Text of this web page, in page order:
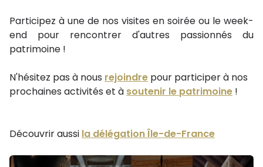
Participez à une de nos visites en soirée ou le week-
end pour rencontrer d'autres passionnés du
patrimoine !
N'hésitez pas à nous rejoindre pour participer à nos
prochaines activités et à soutenir le patrimoine !
Découvrir aussi la délégation Île-de-France